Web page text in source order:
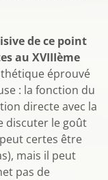
de ce point
au XVIIIème
éprouvé
: la fonction du
directe avec la
discuter le goût
certes être
mais il peut
pas de